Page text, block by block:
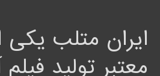
ایران متلب یکی
معتبر تولید